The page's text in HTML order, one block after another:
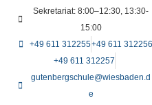
Sekretariat: 8:00–12:30, 13:30-
15:00
+49 611 312255+49 611 312256
+49 611 312257
gutenbergschule@wiesbaden.d
e